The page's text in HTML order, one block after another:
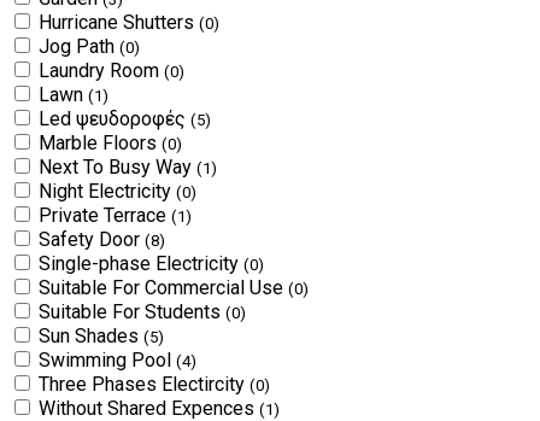
Hurricane Shutters (0)
Jog Path (0)
Laundry Room (0)
Lawn (1)
Led ψευδοροφές (5)
Marble Floors (0)
Next To Busy Way (1)
Night Electricity (0)
Private Terrace (1)
Safety Door (8)
Single-phase Electricity (0)
Suitable For Commercial Use (0)
Suitable For Students (0)
Sun Shades (5)
Swimming Pool (4)
Three Phases Electircity (0)
Without Shared Expences (1)